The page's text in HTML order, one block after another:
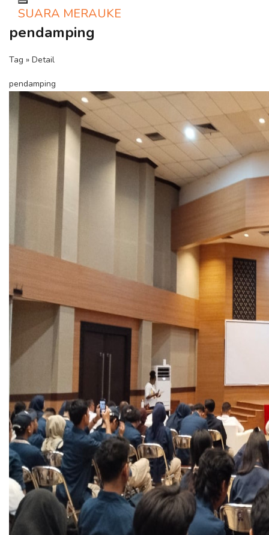
Toggle navigation
SUARA MERAUKE
pendamping
Tag » Detail
pendamping